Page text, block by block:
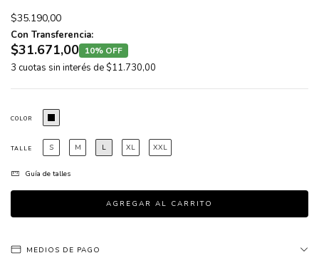
$35.190,00
Con Transferencia:
$31.671,00 10% OFF
3 cuotas sin interés de $11.730,00
COLOR
TALLE S M L XL XXL
Guía de talles
MEDIOS DE PAGO